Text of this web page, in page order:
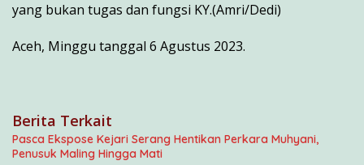
yang bukan tugas dan fungsi KY.(Amri/Dedi)
Aceh, Minggu tanggal 6 Agustus 2023.
Berita Terkait
Pasca Ekspose Kejari Serang Hentikan Perkara Muhyani,
Penusuk Maling Hingga Mati